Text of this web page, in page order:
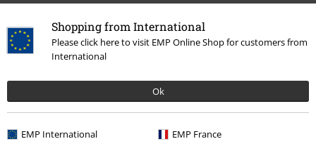
Shopping from International
Please click here to visit EMP Online Shop for customers from
International
Ok
EMP International EMP France
More categories. More options.